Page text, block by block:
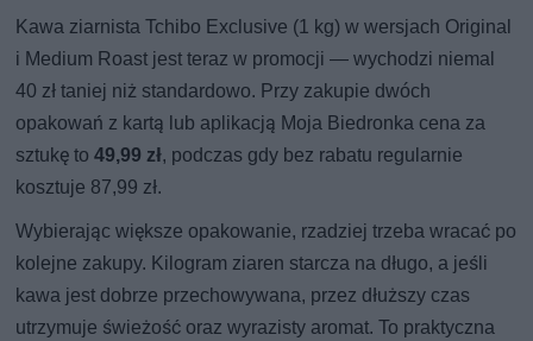
Kawa ziarnista Tchibo Exclusive (1 kg) w wersjach Original
i Medium Roast jest teraz w promocji — wychodzi niemal
40 zł taniej niż standardowo. Przy zakupie dwóch
opakowań z kartą lub aplikacją Moja Biedronka cena za
sztukę to49,99 zł, podczas gdy bez rabatu regularnie
kosztuje 87,99 zł.
Wybierając większe opakowanie, rzadziej trzeba wracać po
kolejne zakupy. Kilogram ziaren starcza na długo, a jeśli
kawa jest dobrze przechowywana, przez dłuższy czas
utrzymuje świeżość oraz wyrazisty aromat. To praktyczna